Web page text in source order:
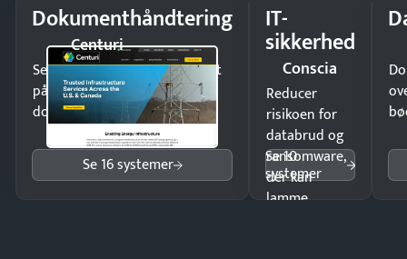
Dokumenthåndtering
Centuri
Send kontrakter til underskrift
på minutter og mist ingen
dokumenter.
Se 16 systemer
IT-
sikkerhed
Conscia
Reducer
risikoen for
databrud og
ransomware,
der kan
lamme
Se 10
systemer